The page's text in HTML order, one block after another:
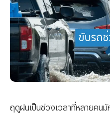
ฤดูฝนเป็นช่วงเวลาที่หลายคน